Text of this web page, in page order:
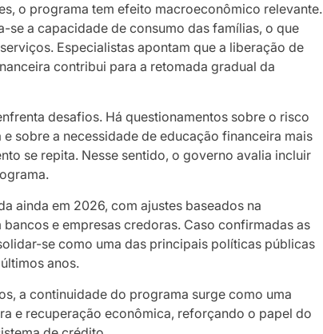
o programa tem efeito macroeconômico relevante.
se a capacidade de consumo das famílias, o que
Especialistas apontam que a liberação de
contribui para a retomada gradual da
desafios. Há questionamentos sobre o risco
sobre a necessidade de educação financeira mais
se repita. Nesse sentido, o governo avalia incluir
ainda em 2026, com ajustes baseados na
e empresas credoras. Caso confirmadas as
se como uma das principais políticas públicas
anos.
a continuidade do programa surge como uma
e recuperação econômica, reforçando o papel do